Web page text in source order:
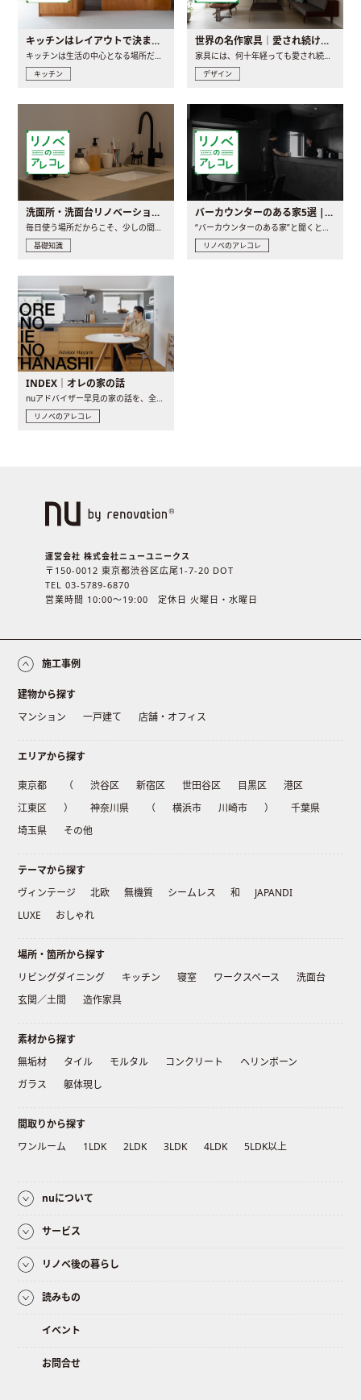
キッチンはレイアウトで決まる。後悔しないための考え方と選び方
キッチンは生活の中心となる場所だからこそ、家の中のどこに置..
キッチン
世界の名作家具｜愛され続ける理由と一生モノとの出会い方
家具には、何十年経っても愛され続ける「名作」と呼ばれるもの..
デザイン
洗面所・洗面台リノベーションの事例と間取りアイデア
基礎知識
バーカウンターのある家5選 | 日常に馴染む“距離の近い”キッチンとは
リノベのアレコレ
INDEX｜オレの家の話
nuアドバイザー早見の家の話を、全4話でお届け。リノベーションを..
リノベのアレコレ
運営会社 株式会社ニューユニークス
〒150-0012 東京都渋谷区広尾1-7-20 DOT
TEL 03-5789-6870
営業時間 10:00〜19:00 定休日 火曜日・水曜日
施工事例
建物から探す
マンション
一戸建て 店舗・オフィス
エリアから探す
東京都 （ 渋谷区 新宿区 世田谷区 目黒区
港区
江東区
） 神奈川県 （ 横浜市 川崎市 ）
千葉県
埼玉県
その他
テーマから探す
ヴィンテージ
北欧 無機質 シームレス 和
JAPANDI
LUXE
おしゃれ
場所・箇所から探す
リビングダイニング
キッチン 寝室 ワークスペース
洗面台
玄関／土間
造作家具
素材から探す
無垢材
タイル モルタル コンクリート
ヘリンボーン
ガラス
躯体現し
間取りから探す
ワンルーム
1LDK 2LDK 3LDK 4LDK 5LDK以上
nuについて
サービス
リノベ後の暮らし
読みもの
イベント
お問合せ